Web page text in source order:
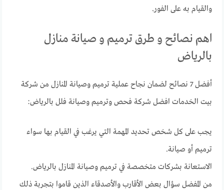
والقيام به على الفور.
اهم نصائح و طرق ترميم و صيانة منازل
بالرياض
أفضل 7 نصائح لضمان نجاح عملية ترميم وصيانة المنازل من شركة
بيت الخدمات افضل شركة فحص وترميم وصيانة فلل بالرياض:
يجب على كل شخص تحديد المهمة التي يرغب في القيام بها سواء
ترميم أو صيانة.
الاستعانة بشركات متخصصة في ترميم وصيانة المنازل بالرياض.
من المفضل سؤال بعض الأقارب والأصدقاء الذين قاموا بتجربة ذلك